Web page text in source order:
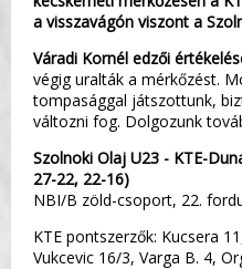
a visszavágón viszont a
Váradi Kornél edzői
végig uralták a mérkőzést.
tompasággal játszottunk,
változni fog. Dolgozunk
Szolnoki Olaj U23 - KTE-
27-22, 22-16)
NBI/B zöld-csoport, 22.
KTE pontszerzők: Kucsera
Vukcevic 16/3, Varga B. 4,